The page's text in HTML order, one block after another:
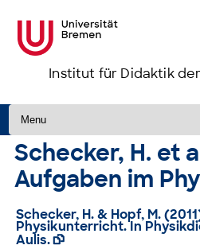
Institut für Didaktik
Zum Inhalt springen
Schecker, H. et
Aufgaben im
Schecker, H. & Hopf, M.
Physikunterricht. In
Aulis. 